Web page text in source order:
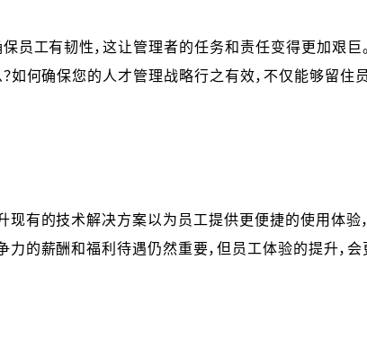
员工有韧性，这让管理者的任务和责任变得更加艰巨
如何确保您的人才管理战略行之有效，不仅能够留住
有的技术解决方案以为员工提供更便捷的使用体验
的薪酬和福利待遇仍然重要，但员工体验的提升，